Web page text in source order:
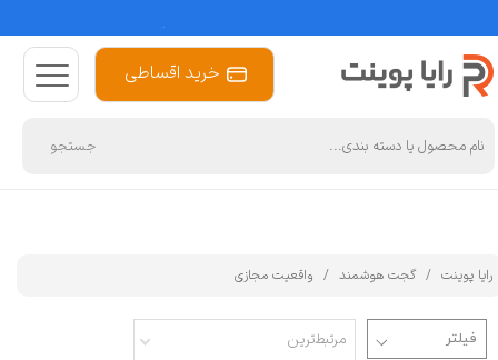
جستجو
خرید اقساطی
رایا پوینت گجت هوشمند واقعیت مجازی
مرتبط‌ترین